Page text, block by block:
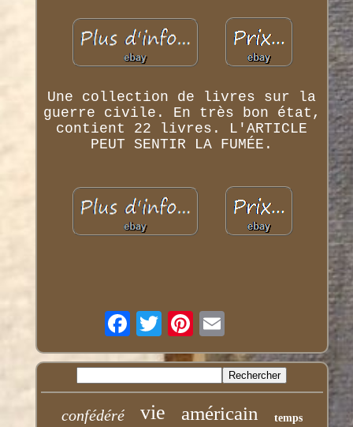
Une collection de livres sur la
guerre civile. En très bon état,
contient 22 livres. L'ARTICLE
PEUT SENTIR LA FUMÉE.
confédéré vie américain temps